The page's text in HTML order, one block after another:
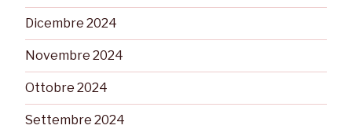
Dicembre 2024
Novembre 2024
Ottobre 2024
Settembre 2024